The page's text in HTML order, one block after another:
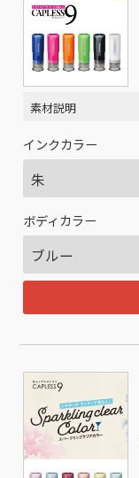
素材説明
インクカラー
ボディカラー